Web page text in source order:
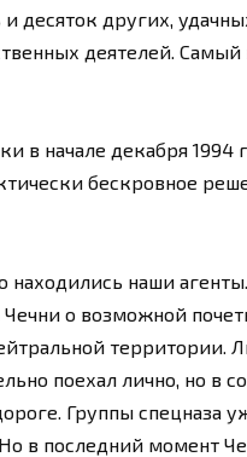
десяток других,
деятелей.
в начале декабря 1994
бескровное
находились наши
о возможной
территории.
поехал лично, но в
Группы спецназа
в последний момент